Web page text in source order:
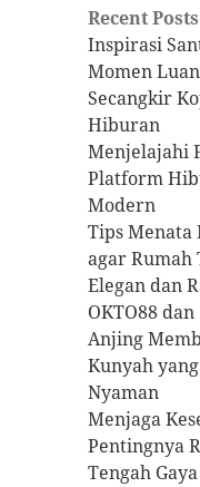
Recent Posts
Inspirasi
Momen
Secangkir
Hiburan
Menjelajahi
Platform
Modern
Tips
agar
Elegan dan
OKTO88
Anjing
Kunyah
Nyaman
Menjaga
Pentingnya
Tengah